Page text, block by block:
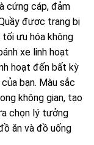
cứng cáp, đảm
được trang bị
ưu hóa không
xe linh hoạt
hoạt đến bất kỳ
bạn. Màu sắc
không gian, tạo
chọn lý tưởng
ăn và đồ uống